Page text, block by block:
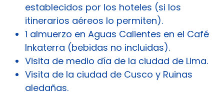
establecidos por los hoteles (si los
itinerarios aéreos lo permiten).
1 almuerzo en Aguas Calientes en el Café
Inkaterra (bebidas no incluidas).
Visita de medio día de la ciudad de Lima.
Visita de la ciudad de Cusco y Ruinas
aledañas.